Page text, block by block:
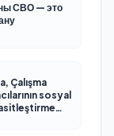
СВО — это
Çalışma
sosyal